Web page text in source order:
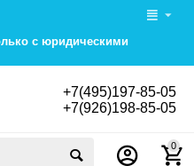
с юридическими
+7(495)197-85-05
+7(926)198-85-05
0